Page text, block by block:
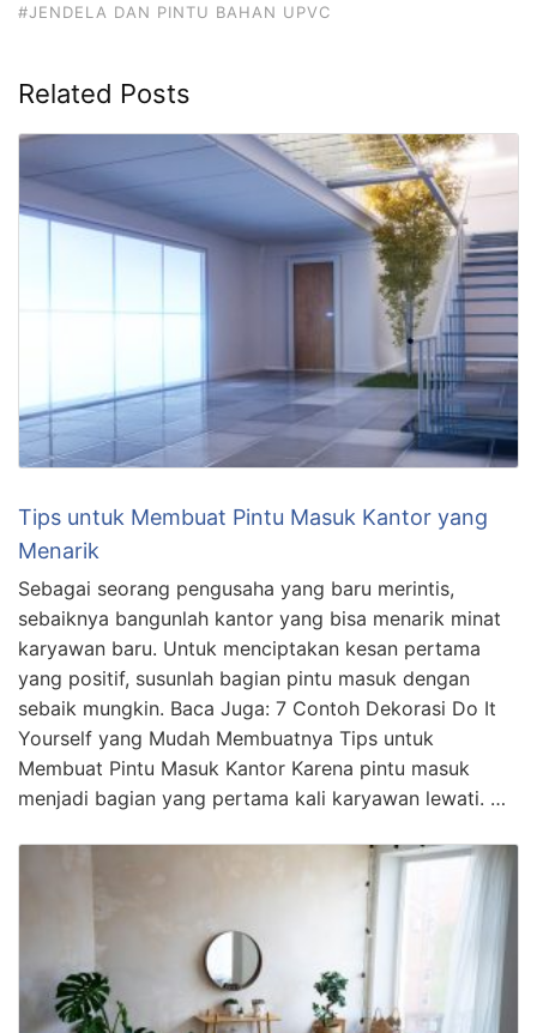
#JENDELA DAN PINTU BAHAN UPVC
Related Posts
Tips untuk Membuat Pintu Masuk Kantor yang
Menarik
Sebagai seorang pengusaha yang baru merintis,
sebaiknya bangunlah kantor yang bisa menarik minat
karyawan baru. Untuk menciptakan kesan pertama
yang positif, susunlah bagian pintu masuk dengan
sebaik mungkin. Baca Juga: 7 Contoh Dekorasi Do It
Yourself yang Mudah Membuatnya Tips untuk
Membuat Pintu Masuk Kantor Karena pintu masuk
menjadi bagian yang pertama kali karyawan lewati. …